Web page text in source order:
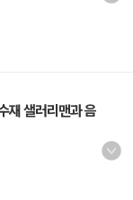
재 샐러리맨과 음